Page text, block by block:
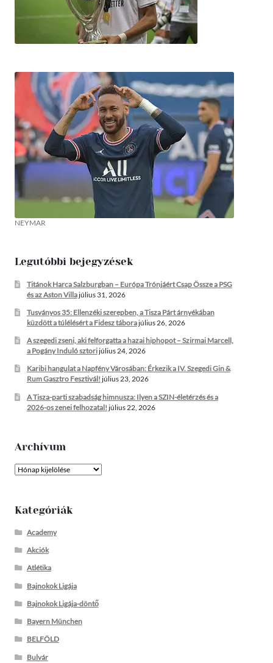
NEYMAR
Legutóbbi bejegyzések
Titánok Harca Salzburgban – Európa Trónjáért Csap Össze a PSG
és az Aston Villajúlius 31, 2026
Tusványos 35: Ellenzéki szerepben, a Tisza Párt árnyékában
küzdött a túlélésért a Fidesz táborajúlius 26, 2026
A szegedi zseni, aki felforgatta a hazai hiphopot – Szirmai Marcell,
a Pogány Induló sztorijúlius 24, 2026
Karibi hangulat a Napfény Városában: Érkezik a IV. Szegedi Gin &
Rum Gasztro Fesztivál! július 23, 2026
A Tisza-parti szabadság himnusza: Ilyen a SZIN-életérzés és a
2026-os zenei felhozatal! július 22, 2026
Archívum
Archívum
Kategóriák
Academy
Akciók
Atlétika
Bajnokok Ligája
Bajnokok Ligája-döntő
Bayern München
BELFÖLD
Bulvár